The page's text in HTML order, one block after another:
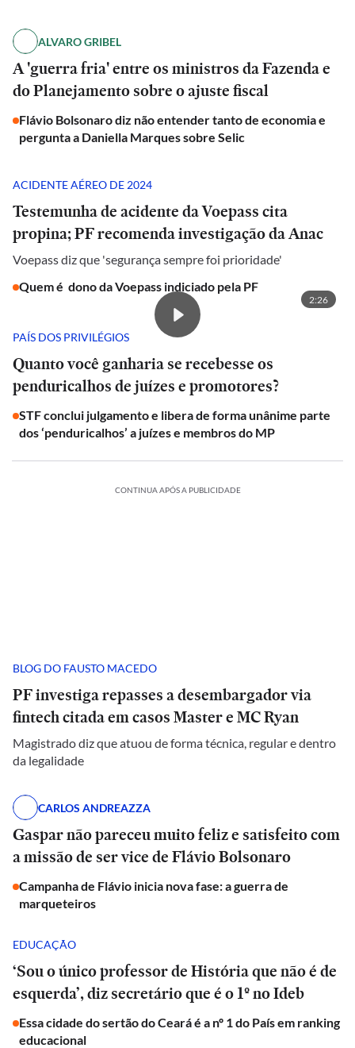
ALVARO GRIBEL
A 'guerra fria' entre os ministros da Fazenda e
do Planejamento sobre o ajuste fiscal
Flávio Bolsonaro diz não entender tanto de economia e
pergunta a Daniella Marques sobre Selic
ACIDENTE AÉREO DE 2024
Testemunha de acidente da Voepass cita
propina; PF recomenda investigação da Anac
Voepass diz que 'segurança sempre foi prioridade'
Quem é dono da Voepass indiciado pela PF
2:26
PAÍS DOS PRIVILÉGIOS
Quanto você ganharia se recebesse os
penduricalhos de juízes e promotores?
STF conclui julgamento e libera de forma unânime parte
dos ‘penduricalhos’ a juízes e membros do MP
CONTINUA APÓS A PUBLICIDADE
BLOG DO FAUSTO MACEDO
PF investiga repasses a desembargador via
fintech citada em casos Master e MC Ryan
Magistrado diz que atuou de forma técnica, regular e dentro
da legalidade
CARLOS ANDREAZZA
Gaspar não pareceu muito feliz e satisfeito com
a missão de ser vice de Flávio Bolsonaro
Campanha de Flávio inicia nova fase: a guerra de
marqueteiros
EDUCAÇÃO
‘Sou o único professor de História que não é de
esquerda’, diz secretário que é o 1º no Ideb
Essa cidade do sertão do Ceará é a nº 1 do País em ranking
educacional